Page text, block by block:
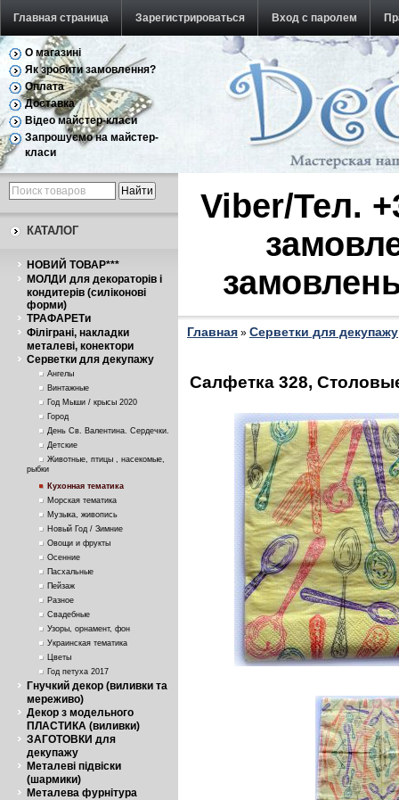
Главная страница Зарегистрироваться Вход с паролем
Обратная связь
О магазині
Як зробити замовлення?
Оплата
Доставка
Відео майстер-класи
Запрошуємо на майстер-
класи
КАТАЛОГ
НОВИЙ ТОВАР***
МОЛДИ для декораторів і
кондитерів (силіконові
форми)
ТРАФАРЕТи
Філіграні, накладки
металеві, конектори
Серветки для декупажу
Ангелы
Винтажные
Год Мыши / крысы 2020
Город
День Св. Валентина. Сердечки.
Детские
Животные, птицы , насекомые,
рыбки
Кухонная тематика
Морская тематика
Музыка, живопись
Новый Год / Зимние
Овощи и фрукты
Осенние
Пасхальные
Пейзаж
Разное
Свадебные
Узоры, орнамент, фон
Украинская тематика
Цветы
Год петуха 2017
Гнучкий декор (виливки та
мереживо)
Декор з модельного
ПЛАСТИКА (виливки)
ЗАГОТОВКИ для
декупажу
Металеві підвіски
(шармики)
Металева фурнітура
Viber/Тел.
Главная » Серветки для декупажу
Салфетка 328,